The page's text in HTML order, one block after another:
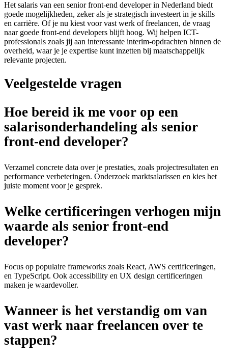
Het salaris van een senior front-end developer in Nederland biedt
goede mogelijkheden, zeker als je strategisch investeert in je skills
en carrière. Of je nu kiest voor vast werk of freelancen, de vraag
naar goede front-end developers blijft hoog. Wij helpen ICT-
professionals zoals jij aan interessante interim-opdrachten binnen de
overheid, waar je je expertise kunt inzetten bij maatschappelijk
relevante projecten.
Veelgestelde vragen
Hoe bereid ik me voor op een
salarisonderhandeling als senior
front-end developer?
Verzamel concrete data over je prestaties, zoals projectresultaten en
performance verbeteringen. Onderzoek marktsalarissen en kies het
juiste moment voor je gesprek.
Welke certificeringen verhogen mijn
waarde als senior front-end
developer?
Focus op populaire frameworks zoals React, AWS certificeringen,
en TypeScript. Ook accessibility en UX design certificeringen
maken je waardevoller.
Wanneer is het verstandig om van
vast werk naar freelancen over te
stappen?